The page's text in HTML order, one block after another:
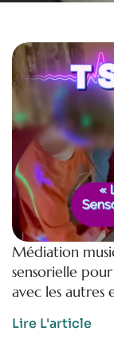
Médiation
sensorielle
avec les autres
Lire L'article